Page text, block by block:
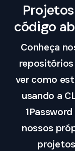
código
Conheça
ver como
usando a
nossos